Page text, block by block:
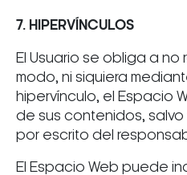
7. HIPERVÍNCULOS
El Usuario se obliga a no
modo, ni siquiera
hipervínculo, el Espacio
de sus contenidos,
por escrito del
El Espacio Web puede